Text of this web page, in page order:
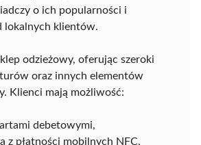
o ich popularności i
lokalnych klientów.
odzieżowy, oferując szeroki
oraz innych elementów
Klienci mają możliwość:
debetowymi,
z płatności mobilnych NFC,